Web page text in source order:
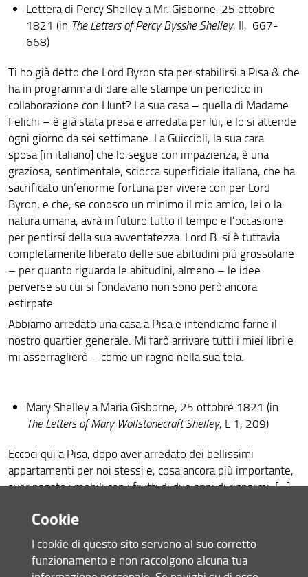
Lettera di Percy Shelley a Mr. Gisborne, 25 ottobre
1821 (in The Letters of Percy Bysshe Shelley, II, 667-
668)
Ti ho già detto che Lord Byron sta per stabilirsi a Pisa & che
ha in programma di dare alle stampe un periodico in
collaborazione con Hunt? La sua casa – quella di Madame
Felichi – è già stata presa e arredata per lui, e lo si attende
ogni giorno da sei settimane. La Guiccioli, la sua cara
sposa [in italiano] che lo segue con impazienza, è una
graziosa, sentimentale, sciocca superficiale italiana, che ha
sacrificato un’enorme fortuna per vivere con per Lord
Byron; e che, se conosco un minimo il mio amico, lei o la
natura umana, avrà in futuro tutto il tempo e l’occasione
per pentirsi della sua avventatezza. Lord B. si è tuttavia
completamente liberato delle sue abitudini più grossolane
– per quanto riguarda le abitudini, almeno – le idee
perverse su cui si fondavano non sono però ancora
estirpate.
Abbiamo arredato una casa a Pisa e intendiamo farne il
nostro quartier generale. Mi farò arrivare tutti i miei libri e
mi asserraglierò – come un ragno nella sua tela.
Mary Shelley a Maria Gisborne, 25 ottobre 1821 (in
The Letters ofMary Wollstonecraft Shelley, L 1, 209)
Eccoci qui a Pisa, dopo aver arredato dei bellissimi
appartamenti per noi stessi e, cosa ancora più importante,
aver pagato i mobili con i frutti di due anni di risparmi. […]
Scoto, sul lato nord del Lung’Arno: ma le stanze che
abitiamo si trovano a sud e si affacciano sull’intera
campagna fino al mare, così che siamo completamente
lontani dal trambusto e dai fastidiosi puzzi, ecc. della città,
Cookie
I cookie di questo sito servono al suo corretto
funzionamento e non raccolgono alcuna tua